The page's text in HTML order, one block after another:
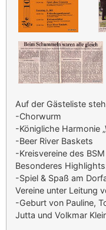
Auf der Gästeliste
-Chorwurm
-Königliche Harmonie
-Beer River Baskets
-Kreisvereine des BSM
Besonderes
-Spiel & Spaß am
Vereine unter Leitung
-Geburt von Pauline,
Jutta und Volkmar